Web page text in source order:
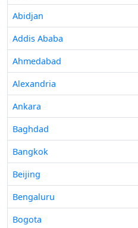
Abidjan
Addis Ababa
Ahmedabad
Alexandria
Ankara
Baghdad
Bangkok
Beijing
Bengaluru
Bogota